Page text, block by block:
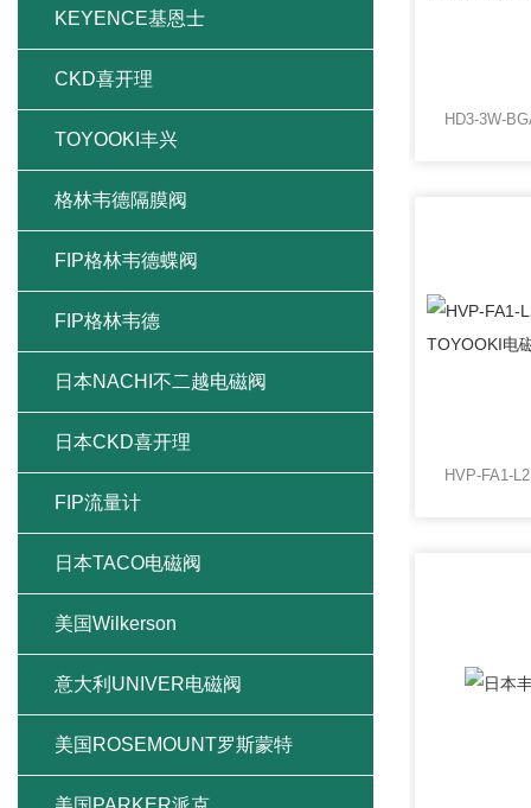
KEYENCE基恩士
CKD喜开理
TOYOOKI丰兴
格林韦德隔膜阀
FIP格林韦德蝶阀
FIP格林韦德
日本NACHI不二越电磁阀
日本CKD喜开理
FIP流量计
日本TACO电磁阀
美国Wilkerson
意大利UNIVER电磁阀
美国ROSEMOUNT罗斯蒙特